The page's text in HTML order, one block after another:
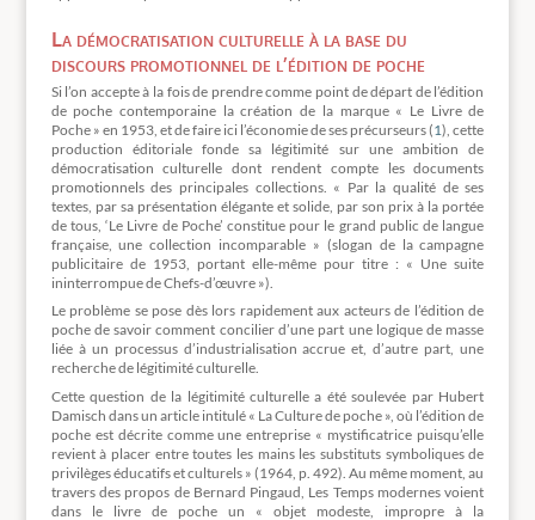
La démocratisation culturelle à la base du
discours promotionnel de l’édition de poche
Si l’on accepte à la fois de prendre comme point de départ de l’édition
de poche contemporaine la création de la marque « Le Livre de
Poche » en 1953, et de faire ici l’économie de ses précurseurs (1), cette
production éditoriale fonde sa légitimité sur une ambition de
démocratisation culturelle dont rendent compte les documents
promotionnels des principales collections. « Par la qualité de ses
textes, par sa présentation élégante et solide, par son prix à la portée
de tous, ‘Le Livre de Poche’ constitue pour le grand public de langue
française, une collection incomparable » (slogan de la campagne
publicitaire de 1953, portant elle-même pour titre : « Une suite
ininterrompue de Chefs-d’œuvre »).
Le problème se pose dès lors rapidement aux acteurs de l’édition de
poche de savoir comment concilier d’une part une logique de masse
liée à un processus d’industrialisation accrue et, d’autre part, une
recherche de légitimité culturelle.
Cette question de la légitimité culturelle a été soulevée par Hubert
Damisch dans un article intitulé « La Culture de poche », où l’édition de
poche est décrite comme une entreprise « mystificatrice puisqu’elle
revient à placer entre toutes les mains les substituts symboliques de
privilèges éducatifs et culturels » (1964, p. 492). Au même moment, au
travers des propos de Bernard Pingaud, Les Temps modernes voient
dans le livre de poche un « objet modeste, impropre à la